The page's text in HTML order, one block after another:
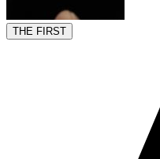
THE FIRST